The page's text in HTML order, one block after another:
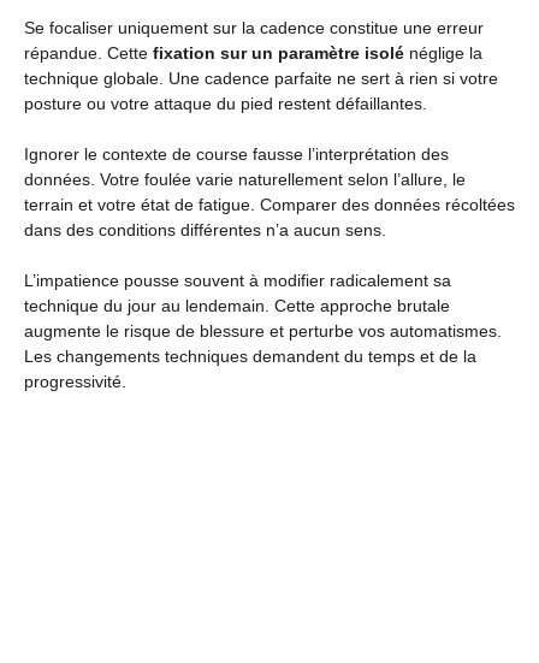
Se focaliser uniquement sur la cadence constitue une erreur
répandue. Cette fixation sur un paramètre isolé néglige la
technique globale. Une cadence parfaite ne sert à rien si votre
posture ou votre attaque du pied restent défaillantes.
Ignorer le contexte de course fausse l’interprétation des
données. Votre foulée varie naturellement selon l’allure, le
terrain et votre état de fatigue. Comparer des données récoltées
dans des conditions différentes n’a aucun sens.
L’impatience pousse souvent à modifier radicalement sa
technique du jour au lendemain. Cette approche brutale
augmente le risque de blessure et perturbe vos automatismes.
Les changements techniques demandent du temps et de la
progressivité.